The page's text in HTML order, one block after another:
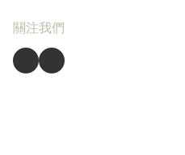
關注我們